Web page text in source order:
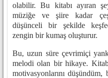
olabilir. Bu kitabı ayıran
müziğe ve şiire kadar
düşünceli bir şekilde
zengin bir kumaş oluşturur.
Bu, uzun süre çevrimiçi
melodi olan bir hikaye.
motivasyonlarını